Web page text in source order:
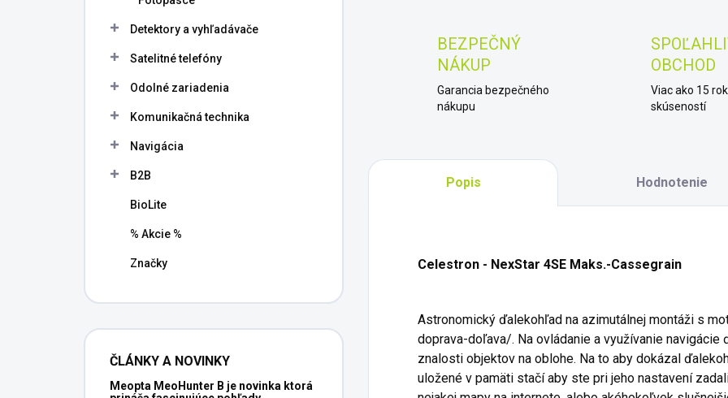
Detektory a vyhľadávače
Satelitné telefóny
Odolné zariadenia
Komunikačná technika
Navigácia
B2B
BioLite
% Akcie %
Značky
ČLÁNKY A NOVINKY
Meopta MeoHunter B je novinka ktorá
BEZPEČNÝ
NÁKUP
Garancia bezpečného
nákupu
OBCHOD
Viac ako 15
skúseností
Popis Hodnotenie
Celestron - NexStar 4SE Maks.-Cassegrain
Astronomický ďalekohľad na azimutálnej montáži s
doprava-doľava/. Na ovládanie a využívanie
znalosti objektov na oblohe. Na to aby dokázal
uložené v pamäti stačí aby ste pri jeho nastavení